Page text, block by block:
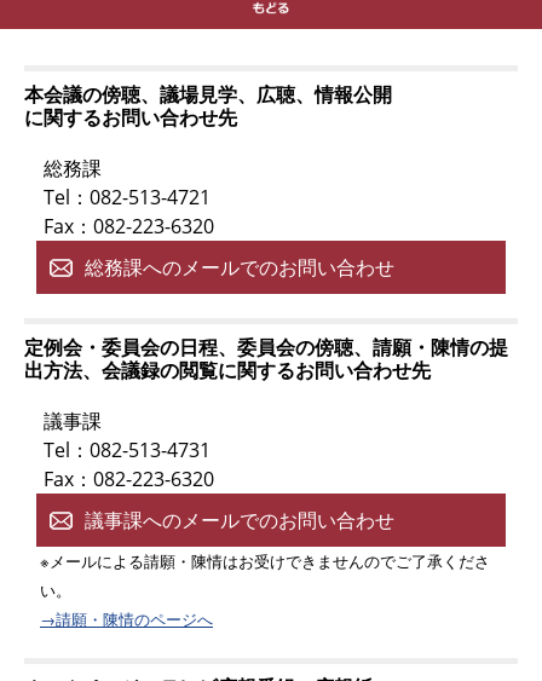
本会議の傍聴、議場見学、広聴、情報公開
に関するお問い合わせ先
総務課
Tel：082-513-4721
Fax：082-223-6320
総務課へのメールでのお問い合わせ
定例会・委員会の日程、委員会の傍聴、請願・陳情の提
出方法、会議録の閲覧に関するお問い合わせ先
議事課
Tel：082-513-4731
Fax：082-223-6320
議事課へのメールでのお問い合わせ
※メールによる請願・陳情はお受けできませんのでご了承くださ
い。
→請願・陳情のページへ